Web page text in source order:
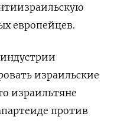
европейцев.
израильские
израильтяне
против